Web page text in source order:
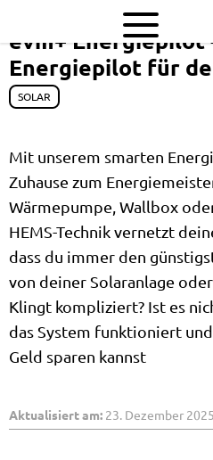
evm+ Energiepilot
Energiepilot für
SOLAR
Mit unserem smarten
Zuhause zum
Wärmepumpe, Wallbox
HEMS-Technik vernetzt
dass du immer den
von deiner Solaranlage
Klingt kompliziert? Ist es
das System funktioniert
Geld sparen kannst
Aktualisiert am: 23. Dezember 2025